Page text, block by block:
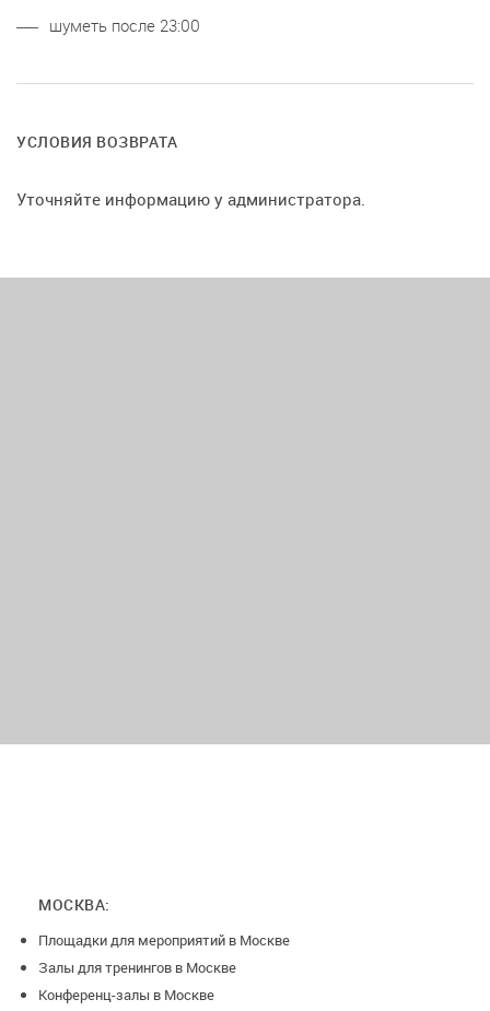
шуметь после 23:00
УСЛОВИЯ ВОЗВРАТА
Уточняйте информацию у администратора.
МОСКВА:
Площадки для мероприятий в Москве
Залы для тренингов в Москве
Конференц-залы в Москве